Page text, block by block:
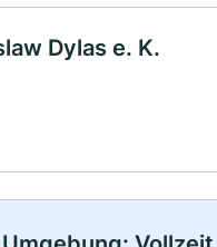
Dylas e. K.